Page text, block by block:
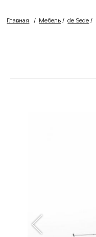
Главная / Мебель /de Sede /